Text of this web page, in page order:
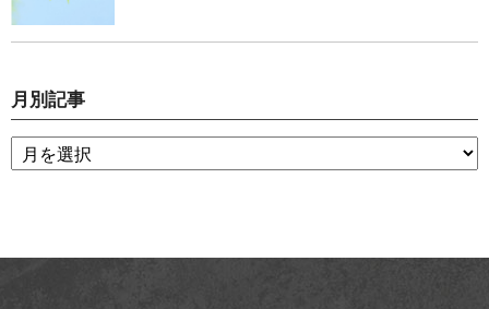
月別記事